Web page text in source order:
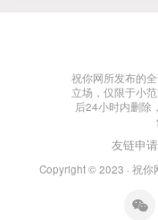
祝你网所发布的
立场，仅限于小
后24小时内删除
友链申请
Copyright © 2023 · 祝你